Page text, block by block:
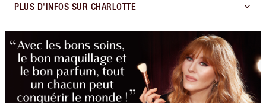
PLUS D'INFOS SUR CHARLOTTE